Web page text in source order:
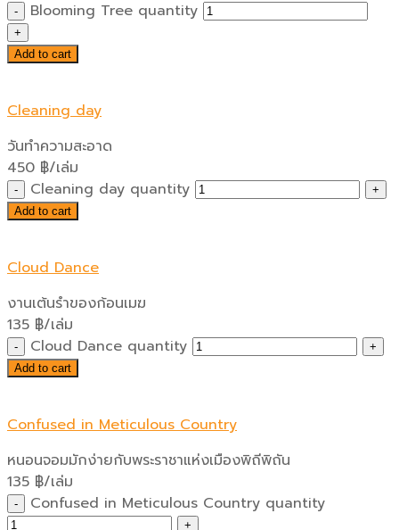
Blooming Tree quantity
Add to cart
Cleaning day
วันทำความสะอาด
450 ฿/เล่ม
Cleaning day quantity
Add to cart
Cloud Dance
งานเต้นรำของก้อนเมฆ
135 ฿/เล่ม
Cloud Dance quantity
Add to cart
Confused in Meticulous Country
หนอนจอมมักง่ายกับพระราชาแห่งเมืองพิถีพิถัน
135 ฿/เล่ม
Confused in Meticulous Country quantity